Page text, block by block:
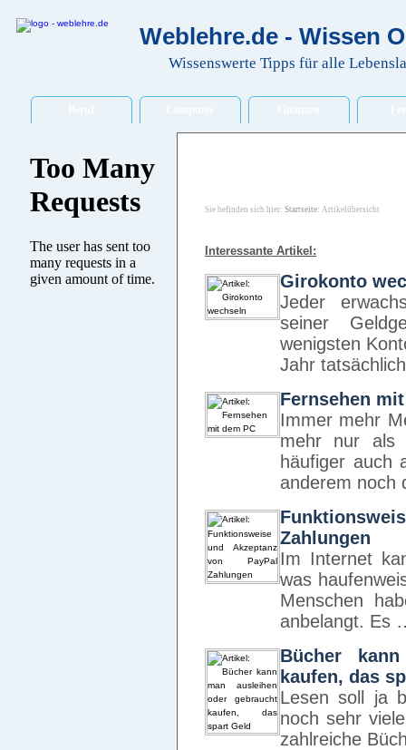
Weblehre.de - Wissen
Wissenswerte Tipps für alle
Sie befinden sich hier: Startseite: Artikelübersicht
Interessante Artikel:
Girokonto
Jeder
seiner
wenigsten
Jahr
Fernsehen
Immer mehr
mehr nur als
häufiger auch
anderem
Zahlungen
Im Internet
was
Menschen
anbelangt. Es
Bücher
kaufen, das
Lesen soll ja
noch sehr
zahlreiche